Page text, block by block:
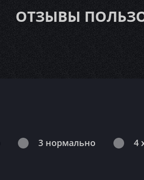
ОТЗЫВЫ
3 нормально 4